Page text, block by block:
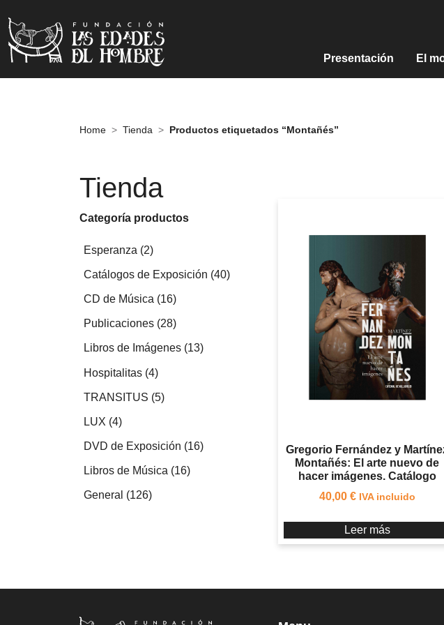
Presentación El
Home Tienda Productos etiquetados “Montañés”
Tienda
Categoría productos
Esperanza 22
Catálogos de Exposición 4040
CD de Música 1616
Publicaciones 2828
Libros de Imágenes 1313
Hospitalitas 44
TRANSITUS 55
LUX 44
DVD de Exposición 1616
Libros de Música 1616
General 126126
Gregorio Fernández y
Montañés: El arte nuevo de
hacer imágenes. Catálogo
40,00 € IVA incluido
Leer más